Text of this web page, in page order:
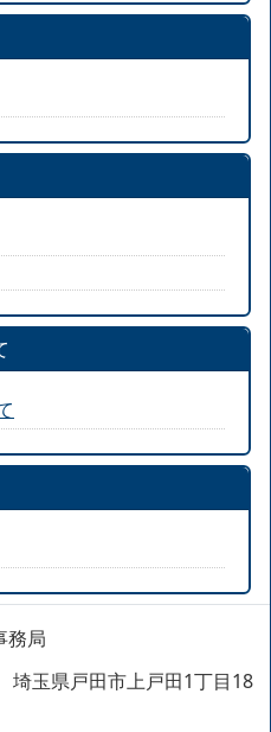
務局
玉県戸田市上戸田1丁目18